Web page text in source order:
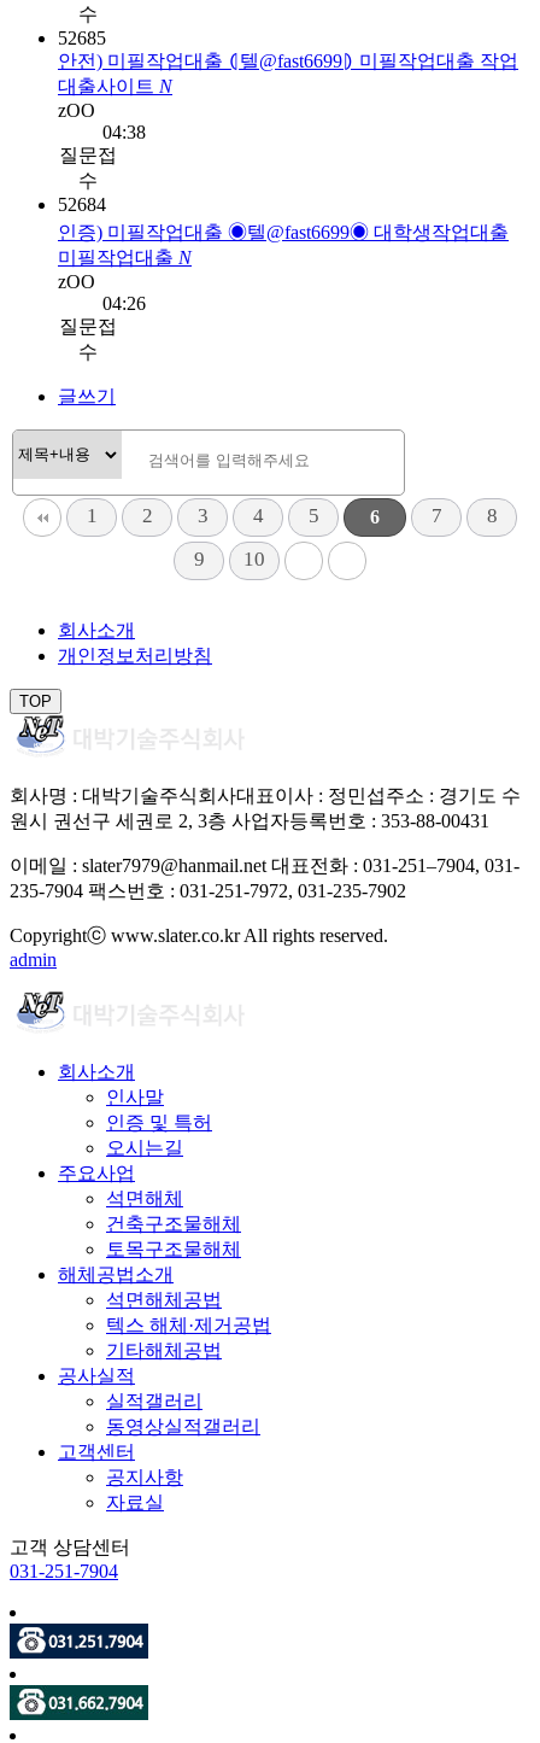
수
52685
안전) 미필작업대출 ⦇텔@fast6699⦈ 미필작업대출 작업
대출사이트 N
zOO
04:38
질문접
수
52684
인증) 미필작업대출 ◉텔@fast6699◉ 대학생작업대출
미필작업대출 N
zOO
04:26
질문접
수
글쓰기
1 2 3 4 5 6 7
8
9
10
회사소개
개인정보처리방침
TOP
회사명 : 대박기술주식회사대표이사 : 정민섭주소 : 경기도 수
원시 권선구 세권로 2, 3층 사업자등록번호 : 353-88-00431
이메일 : slater7979@hanmail.net대표전화 : 031-251–7904, 031-
235-7904 팩스번호 : 031-251-7972, 031-235-7902
Copyrightⓒ www.slater.co.kr All rights reserved.
admin
회사소개
인사말
인증 및 특허
오시는길
주요사업
석면해체
건축구조물해체
토목구조물해체
해체공법소개
석면해체공법
텍스 해체·제거공법
기타해체공법
공사실적
실적갤러리
동영상실적갤러리
고객센터
공지사항
자료실
고객 상담센터
031-251-7904